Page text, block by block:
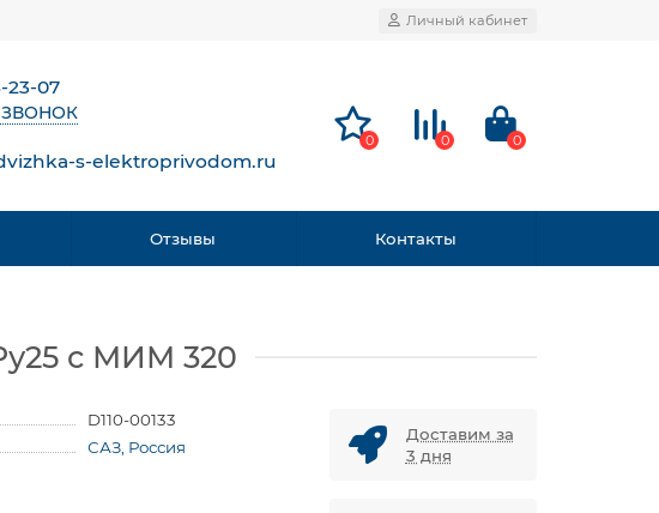
Личный кабинет
23-07
ЗВОНОК
s-elektroprivodom.ru
0 0 0
Отзывы Контакты
с МИМ 320
D110-00133
САЗ, Россия
Доставим за
3 дня